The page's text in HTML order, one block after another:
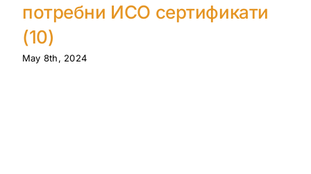
потребни ИСО сертификати
(10)
May 8th, 2024